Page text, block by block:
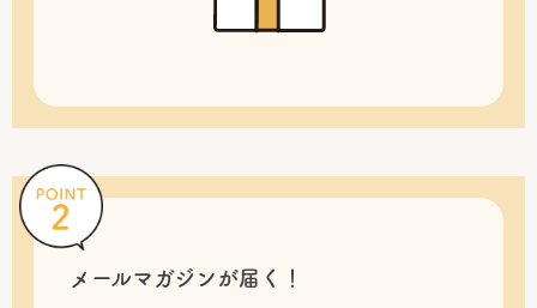
メールマガジンが届く！